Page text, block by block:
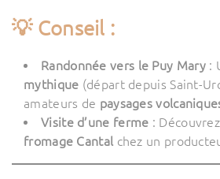
💡 Conseil :
Randonnée vers le Puy Mary:
mythique (départ depuis Saint-
amateurs de paysages
Visite d’une ferme :
fromage Cantal chez un